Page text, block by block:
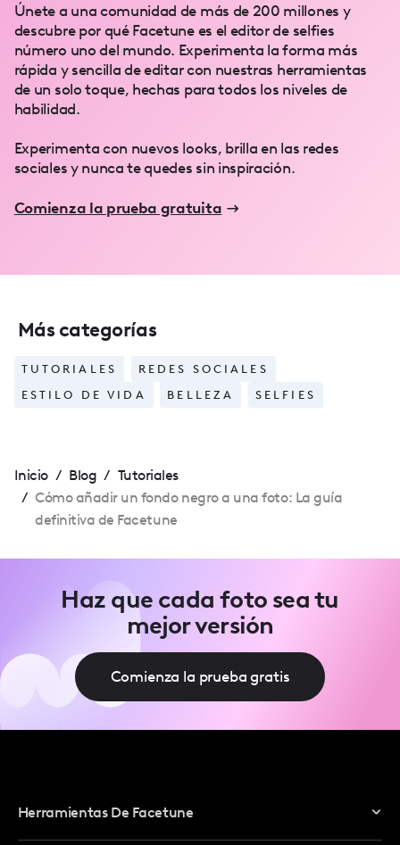
Únete a una comunidad de más de 200 millones y
descubre por qué Facetune es el editor de selfies
número uno del mundo. Experimenta la forma más
rápida y sencilla de editar con nuestras herramientas
de un solo toque, hechas para todos los niveles de
habilidad.
Experimenta con nuevos looks, brilla en las redes
sociales y nunca te quedes sin inspiración.
Comienza la prueba gratuita
Más categorías
TUTORIALES
REDES SOCIALES
ESTILO DE VIDA
BELLEZA SELFIES
Inicio / Blog / Tutoriales
/ Cómo añadir un fondo negro a una foto: La guía
definitiva de Facetune
Haz que cada foto sea tu
mejor versión
Comienza la prueba gratis
Herramientas De Facetune